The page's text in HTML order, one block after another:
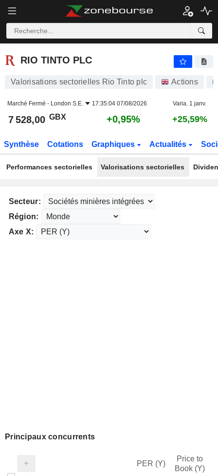
RIO TINTO PLC
RIO TINTO PLC
Valorisations sectorielles Rio Tinto plc Actions
Marché Fermé - London S.E. 17:35:04 07/08/2026 Varia. 1 janv.
7 528,00 GBX +0,95% +25,59%
Synthèse Cotations Graphiques Actualités
Performances sectorielles Valorisations sectorielles
Secteur:
Région:
Axe X:
Principaux concurrents
PER (Y)
Price to
Book (Y)